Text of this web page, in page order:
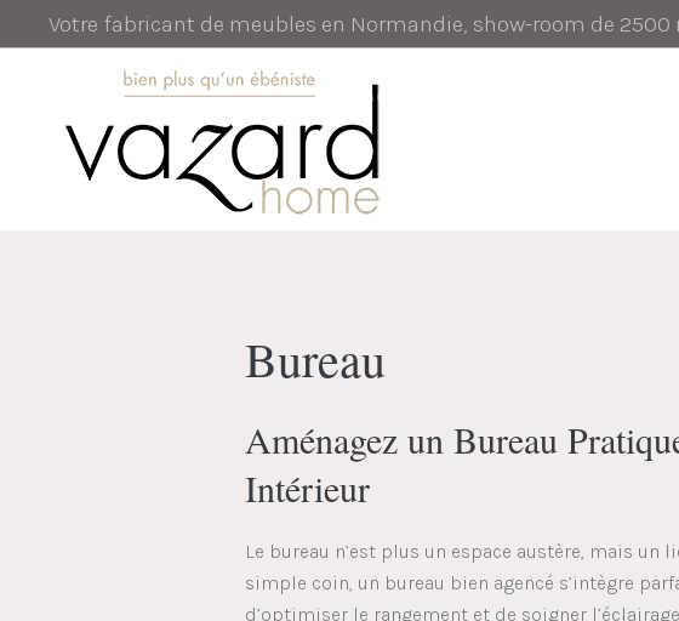
Votre fabricant de meubles en Normandie, show-room de 2500
Bureau
Aménagez un Bureau
Intérieur
Le bureau n’est plus un espace austère, mais
simple coin, un bureau bien agencé s’intègre
d’optimiser le rangement et de soigner